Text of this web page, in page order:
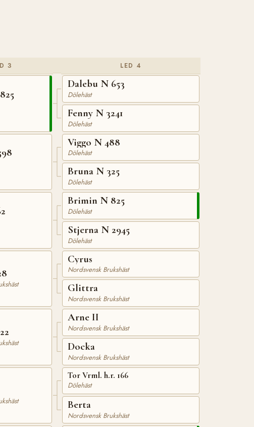
3 LED 4
Dalebu N 653
Dölehäst
Fenny N 3241
Dölehäst
Viggo N 488
Dölehäst
Bruna N 325
Dölehäst
Brimin N 825
Dölehäst
Stjerna N 2945
Dölehäst
Cyrus
Nordsvensk Brukshäst
Glittra
Nordsvensk Brukshäst
Arne II
Nordsvensk Brukshäst
Docka
Nordsvensk Brukshäst
Tor Vrml. h.r. 166
Dölehäst
Berta
Nordsvensk Brukshäst